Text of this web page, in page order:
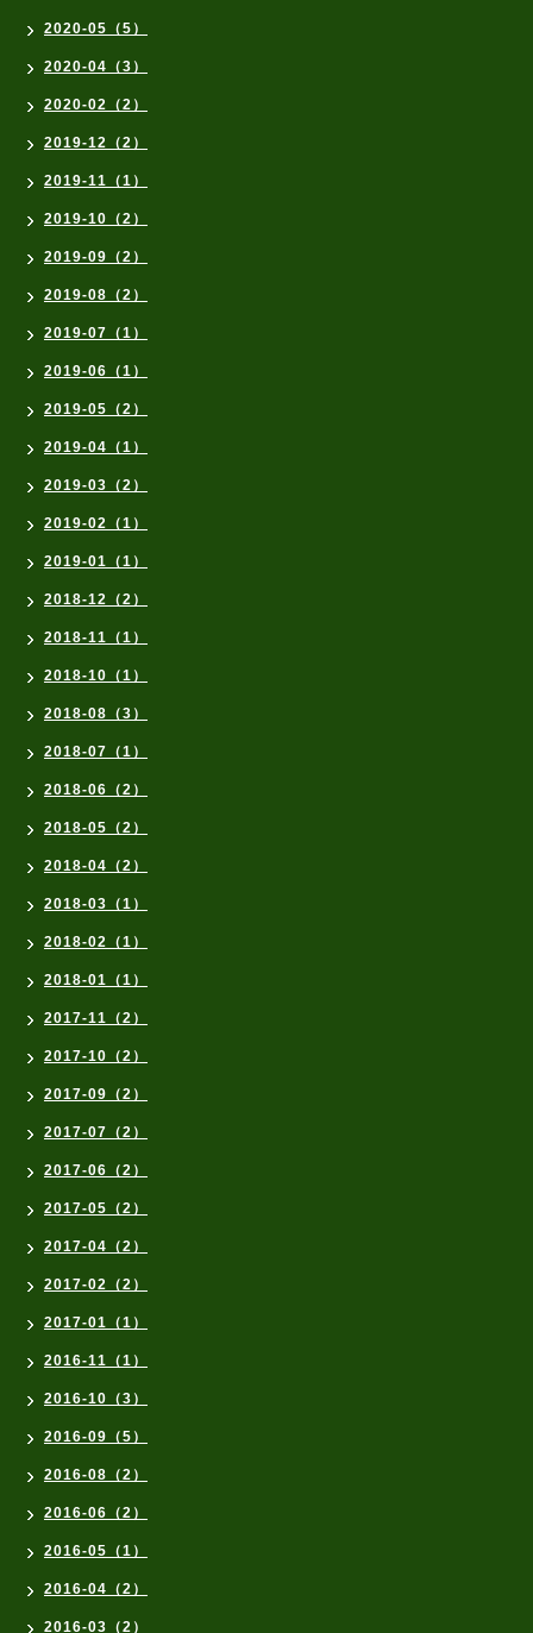
2020-05（5）
2020-04（3）
2020-02（2）
2019-12（2）
2019-11（1）
2019-10（2）
2019-09（2）
2019-08（2）
2019-07（1）
2019-06（1）
2019-05（2）
2019-04（1）
2019-03（2）
2019-02（1）
2019-01（1）
2018-12（2）
2018-11（1）
2018-10（1）
2018-08（3）
2018-07（1）
2018-06（2）
2018-05（2）
2018-04（2）
2018-03（1）
2018-02（1）
2018-01（1）
2017-11（2）
2017-10（2）
2017-09（2）
2017-07（2）
2017-06（2）
2017-05（2）
2017-04（2）
2017-02（2）
2017-01（1）
2016-11（1）
2016-10（3）
2016-09（5）
2016-08（2）
2016-06（2）
2016-05（1）
2016-04（2）
2016-03（2）